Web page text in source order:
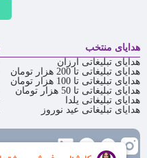
هدایای منتخب
هدایای تبلیغاتی ارزان
هدایای تبلیغاتی تا 200 هزار تومان
هدایای تبلیغاتی تا 100 هزار تومان
هدایای تبلیغاتی تا 50 هزار تومان
هدایای تبلیغاتی یلدا
هدایای تبلیغاتی عید نوروز